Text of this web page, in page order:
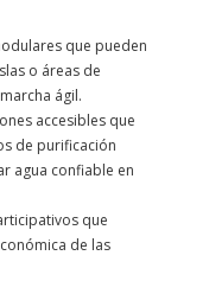
que pueden
o áreas de
ágil.
accesibles que
de purificación
agua confiable en
que
de las